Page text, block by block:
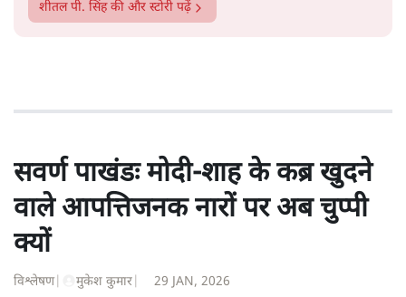
की। इसके बाद पारिवारिक व्यवसाय में क़रीब दो दशक गुज़ारने के
'समकाल' पाक्षिक समाचार पत्रिका का क़रीब एक वर्ष प्रकाशन किया
।
शीतल पी. सिंहकी और स्टोरी पढ़ें